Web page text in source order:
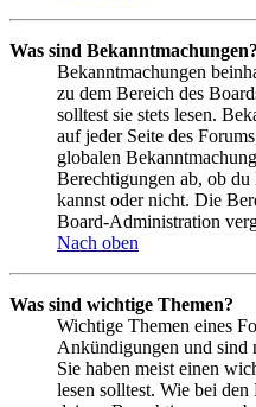
Was sind Bekanntmachungen?
Bekanntmachungen
zu dem Bereich des
solltest sie stets lesen.
auf jeder Seite des
globalen
Berechtigungen ab, ob du
kannst oder nicht. Die
Board-Administration
Nach oben
Was sind wichtige Themen?
Wichtige Themen eines
Ankündigungen und sind
Sie haben meist einen
lesen solltest. Wie bei